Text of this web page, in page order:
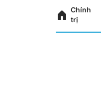
Chính
trị